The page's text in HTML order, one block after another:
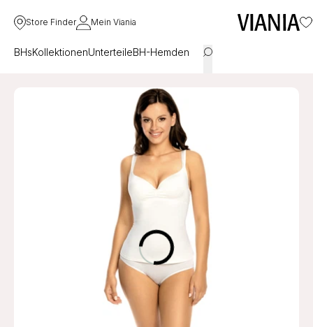
Store Finder Mein Viania
BHsKollektionenUnterteileBH-Hemden